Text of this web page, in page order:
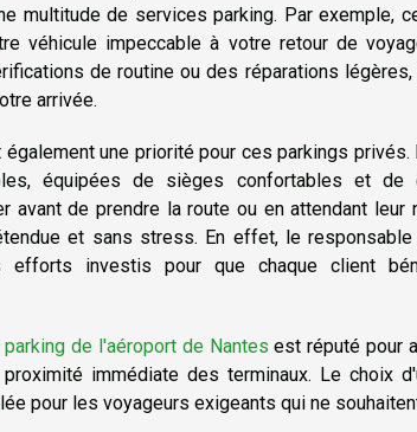
multitude de services parking. Par exemple,
véhicule impeccable à votre retour de
de routine ou des réparations
arrivée.
une priorité pour ces parkings privés.
équipées de sièges confortables et de
avant de prendre la route ou en attendant
et sans stress. En effet, le
efforts investis pour que chaque client
de l'aéroport de Nantes est réputé pour
immédiate des terminaux. Le choix
pour les voyageurs exigeants qui ne